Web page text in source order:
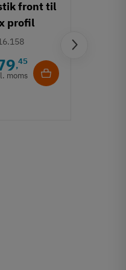
front til
profil
,45
moms